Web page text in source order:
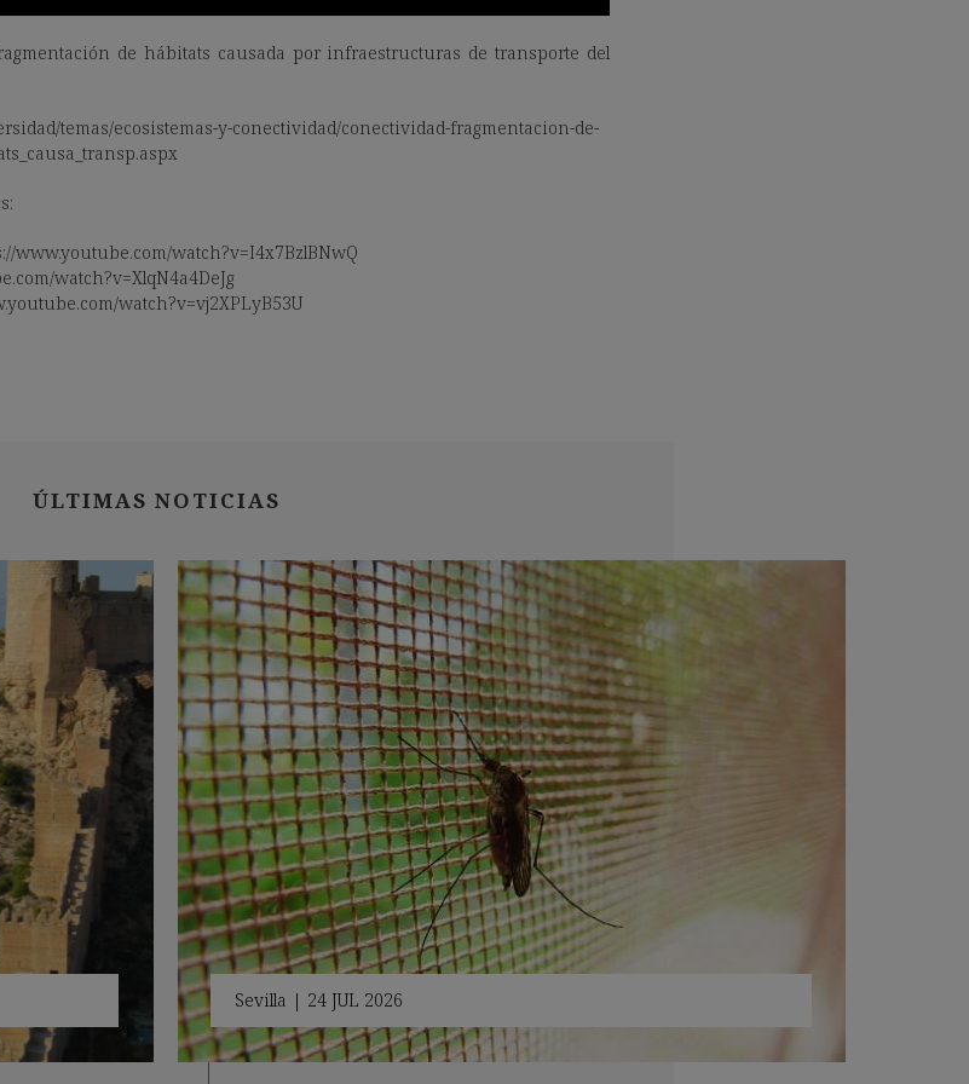
de hábitats causada por infraestructuras de transporte del
temas/ecosistemas-y-conectividad/conectividad-fragmentacion-de-
www.youtube.com/watch?v=I4x7BzlBNwQ
watch?v=XlqN4a4DeJg
watch?v=vj2XPLyB53U
ÚLTIMAS NOTICIAS
Sevilla | 24 JUL 2026